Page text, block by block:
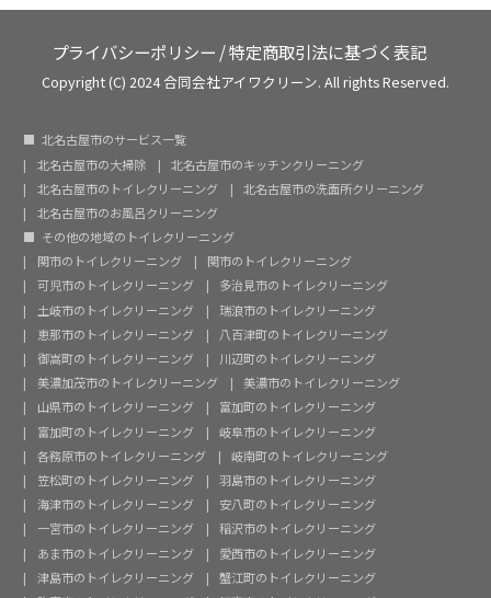
プライバシーポリシー /特定商取引法に基づく表記
Copyright (C) 2024 合同会社アイワクリーン. All rights Reserved.
北名古屋市のサービス一覧
北名古屋市の大掃除
北名古屋市のキッチンクリーニング
北名古屋市のトイレクリーニング
北名古屋市の洗面所クリーニング
北名古屋市のお風呂クリーニング
その他の地域のトイレクリーニング
関市のトイレクリーニング
関市のトイレクリーニング
可児市のトイレクリーニング
多治見市のトイレクリーニング
土岐市のトイレクリーニング
瑞浪市のトイレクリーニング
恵那市のトイレクリーニング
八百津町のトイレクリーニング
御嵩町のトイレクリーニング
川辺町のトイレクリーニング
美濃加茂市のトイレクリーニング
美濃市のトイレクリーニング
山県市のトイレクリーニング
富加町のトイレクリーニング
富加町のトイレクリーニング
岐阜市のトイレクリーニング
各務原市のトイレクリーニング
岐南町のトイレクリーニング
笠松町のトイレクリーニング
羽島市のトイレクリーニング
海津市のトイレクリーニング
安八町のトイレクリーニング
一宮市のトイレクリーニング
稲沢市のトイレクリーニング
あま市のトイレクリーニング
愛西市のトイレクリーニング
津島市のトイレクリーニング
蟹江町のトイレクリーニング